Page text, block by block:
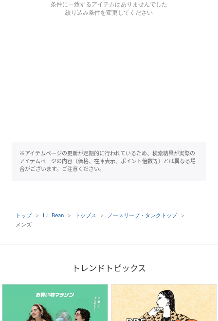
条件に一致するアイテムはありませんでした
絞り込み条件を変更してください
※アイテムページの更新が定期的に行われているため、検索結果が実際の
アイテムページの内容（価格、在庫表示、ポイント倍数等）とは異なる場
合がございます。ご注意ください。
トップ L.L.Bean トップス
ノースリーブ・タンクトップ
メンズ
トレンドトピックス